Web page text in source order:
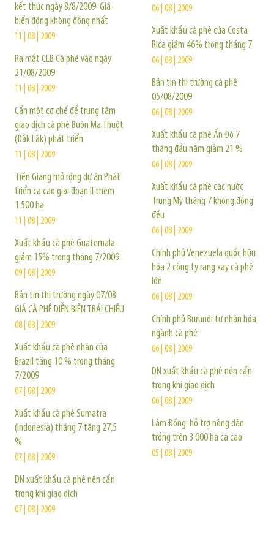
kết thúc ngày 8/8/2009: Giá
biến động không đồng nhất
11 | 08 | 2009
Ra mắt CLB Cà phê vào ngày
21/08/2009
11 | 08 | 2009
Cần một cơ chế để trung tâm
giao dịch cà phê Buôn Ma Thuột
(Đắk Lắk) phát triển
11 | 08 | 2009
Tiền Giang mở rộng dự án Phát
triển ca cao giai đoạn II thêm
1.500 ha
11 | 08 | 2009
Xuất khẩu cà phê Guatemala
giảm 15% trong tháng 7/2009
09 | 08 | 2009
Bản tin thị trường ngày 07/08:
GIÁ CÀ PHÊ DIỄN BIẾN TRÁI CHIỀU
08 | 08 | 2009
Xuất khẩu cà phê nhân của
Brazil tăng 10 % trong tháng
7/2009
07 | 08 | 2009
Xuất khẩu cà phê Sumatra
(Indonesia) tháng 7 tăng 27,5
%
07 | 08 | 2009
DN xuất khẩu cà phê nên cẩn
trọng khi giao dịch
07 | 08 | 2009
06 | 08 | 2009
Xuất khẩu cà phê của Costa
Rica giảm 46% trong tháng 7
06 | 08 | 2009
Bản tin thị trường cà phê
05/08/2009
06 | 08 | 2009
Xuất khẩu cà phê Ấn Độ 7
tháng đầu năm giảm 21 %
06 | 08 | 2009
Xuất khẩu cà phê các nước
Trung Mỹ tháng 7 không đồng
đều
06 | 08 | 2009
Chính phủ Venezuela quốc hữu
hóa 2 công ty rang xay cà phê
lớn
06 | 08 | 2009
Chính phủ Burundi tư nhân hóa
ngành cà phê
06 | 08 | 2009
DN xuất khẩu cà phê nên cẩn
trọng khi giao dịch
06 | 08 | 2009
Lâm Đồng: hỗ trợ nông dân
trồng trên 3.000 ha ca cao
05 | 08 | 2009